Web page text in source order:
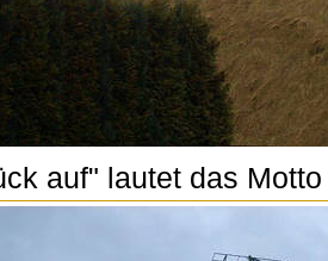
auf" lautet das